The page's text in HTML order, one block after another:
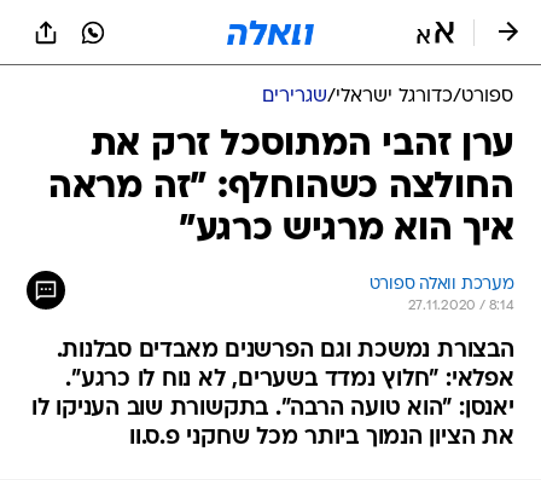
ספורט/כדורגל ישראלי/שגרירים
ערן זהבי המתוסכל זרק את
החולצה כשהוחלף: "זה מראה
איך הוא מרגיש כרגע"
מערכת וואלה ספורט
27.11.2020 / 8:14
הבצורת נמשכת וגם הפרשנים מאבדים סבלנות.
אפלאי: "חלוץ נמדד בשערים, לא נוח לו כרגע".
יאנסן: "הוא טועה הרבה". בתקשורת שוב העניקו לו
את הציון הנמוך ביותר מכל שחקני פ.ס.וו